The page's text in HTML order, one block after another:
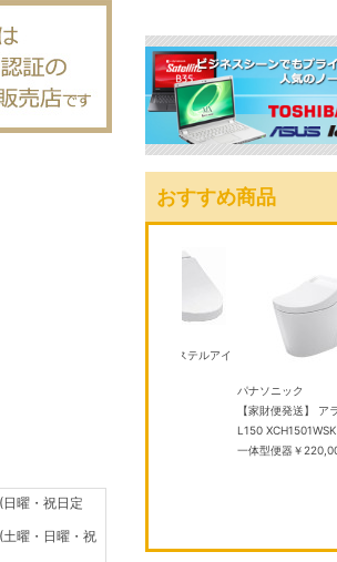
おすすめ商品
P TCF587 #SC1 パステルアイ
パナソニック
【家財便発送】 ア
L150
一体型便器￥
曜・祝日定
曜・日曜・祝